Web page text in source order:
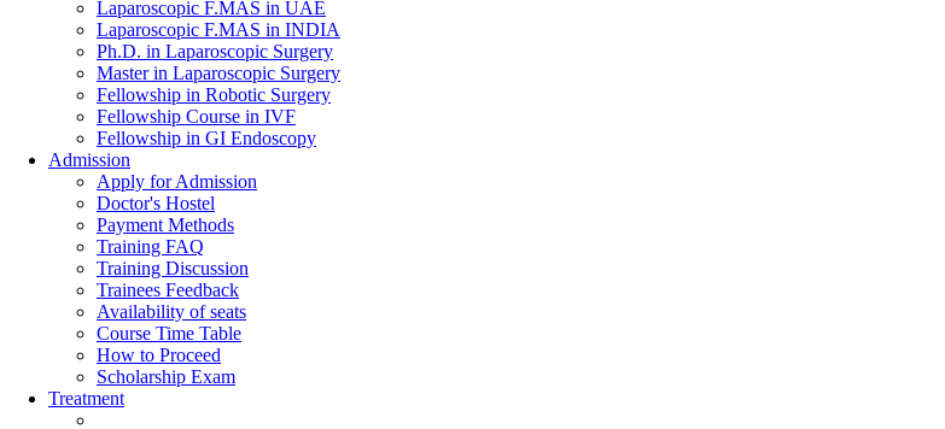
Laparoscopic F.MAS in UAE
Laparoscopic F.MAS in INDIA
Ph.D. in Laparoscopic Surgery
Master in Laparoscopic Surgery
Fellowship in Robotic Surgery
Fellowship Course in IVF
Fellowship in GI Endoscopy
Admission
Apply for Admission
Doctor's Hostel
Payment Methods
Training FAQ
Training Discussion
Trainees Feedback
Availability of seats
Course Time Table
How to Proceed
Scholarship Exam
Treatment